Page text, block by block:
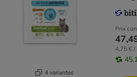
4 variantes
Prix
4,75 € /